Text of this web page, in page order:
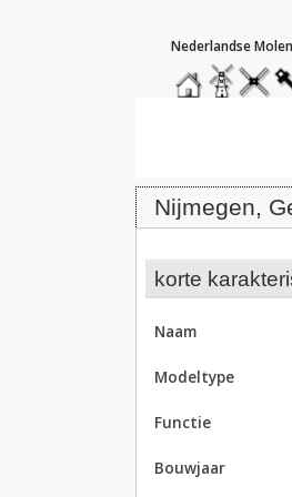
home
Nijmegen,
korte
naam
modeltype
functie
bouwjaar